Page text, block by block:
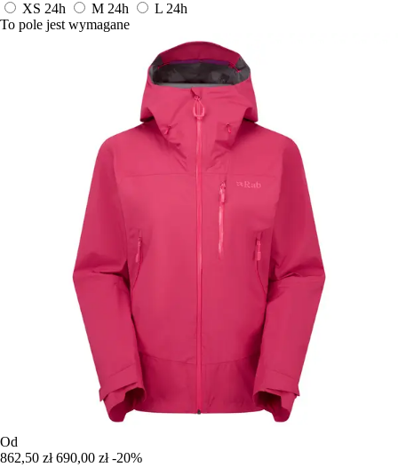
XS 24h M 24h L 24h
To pole jest wymagane
Od
862,50 zł 690,00 zł -20%